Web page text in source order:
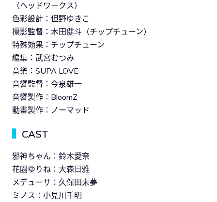
（ヘッドワークス）
色彩設計：但野ゆきこ
攝影監督：木田健斗（チップチューン）
特殊効果：チップチューン
編集：武宮むつみ
音樂：SUPA LOVE
音響監督：今泉雄一
音響製作：BloomZ
動畫製作：ノーマッド
CAST
邪神ちゃん：鈴木愛奈
花園ゆりね：大森日雅
メデューサ：久保田未夢
ミノス：小見川千明